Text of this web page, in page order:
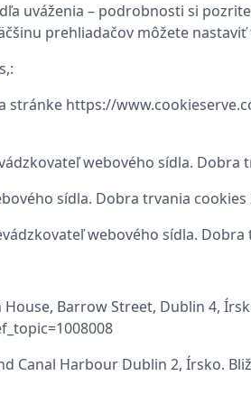
uváženia – podrobnosti si
prehliadačov môžete
https://
webového sídla. Dobra
sídla. Dobra trvania cookies
webového sídla. Dobra
Barrow Street, Dublin 4,
Canal Harbour Dublin 2, Írsko.